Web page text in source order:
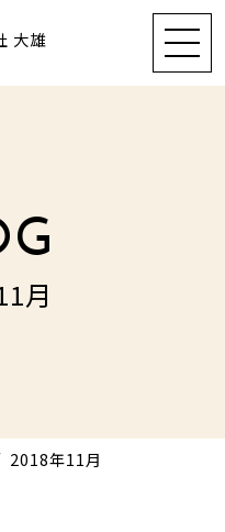
大雄
月
2018年11月